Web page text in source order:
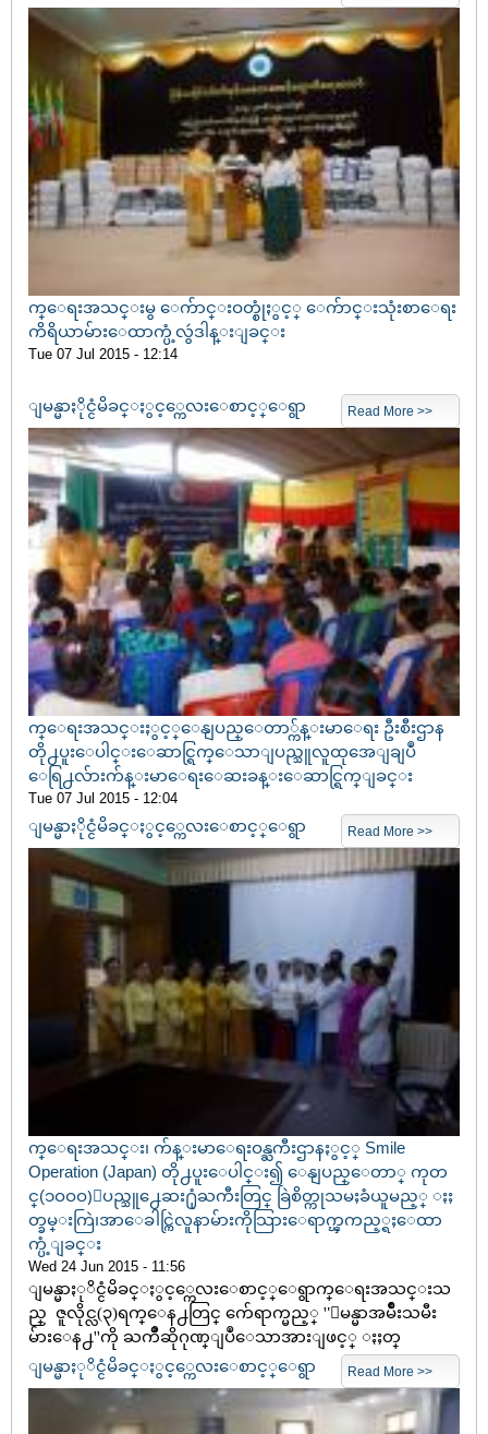
က္ေရးအသင္းမွ ေက်ာင္းဝတ္စုံႏွင့္ ေက်ာင္းသုံးစာေရး
ကိရိယာမ်ားေထာက္ပံ့လွဴဒါန္းျခင္း
Tue 07 Jul 2015 - 12:14
Read More >>
ျမန္မာႏိုင္ငံမိခင္ႏွင့္ကေလးေစာင့္ေရွာ
က္ေရးအသင္းႏွင့္ေနျပည္ေတာ္က်န္းမာေရး ဦးစီးဌာန
တို႕ပူးေပါင္းေဆာင္ရြက္ေသာျပည္သူလူထုအေျချပဳ
ေရြ႕လ်ားက်န္းမာေရးေဆးခန္းေဆာင္ရြက္ျခင္း
Tue 07 Jul 2015 - 12:04
Read More >>
ျမန္မာႏိုင္ငံမိခင္ႏွင့္ကေလးေစာင့္ေရွာ
က္ေရးအသင္း၊ က်န္းမာေရးဝန္ႀကီးဌာနႏွင့္ Smile
Operation (Japan) တို႕ပူးေပါင္း၍ ေနျပည္ေတာ္ ကုတ
င္(၁ဝဝဝ)ျပည္သူ႕ေဆး႐ုံႀကီးတြင္ ခြဲစိတ္ကုသမႈခံယူမည့္ ႏႈ
တ္ခမ္းကြဲ၊အာေခါင္ကြဲလူနာမ်ားကိုသြားေရာက္ၾကည့္ရႈေထာ
က္ပံ့ျခင္း
Wed 24 Jun 2015 - 11:56
ျမန္မာႏုိင္ငံမိခင္ႏွင့္ကေလးေစာင့္ေရွာက္ေရးအသင္းသ
ည္ ဇူလိုင္လ(၃)ရက္ေန႕တြင္ က်ေရာက္မည့္ ''ျမန္မာအမ်ိဳးသမီး
မ်ားေန႕''ကို ႀကိဳဆိုဂုဏ္ျပဳေသာအားျဖင့္ ႏႈတ္
Read More >>
ျမန္မာႏုိင္ငံမိခင္ႏွင့္ကေလးေစာင့္ေရွာ